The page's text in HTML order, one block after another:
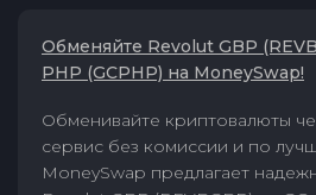
Обменяйте Revolut GBP
PHP (GCPHP) на MoneySwap!
Обменивайте криптовалюты
сервис без комиссии и по
MoneySwap предлагает